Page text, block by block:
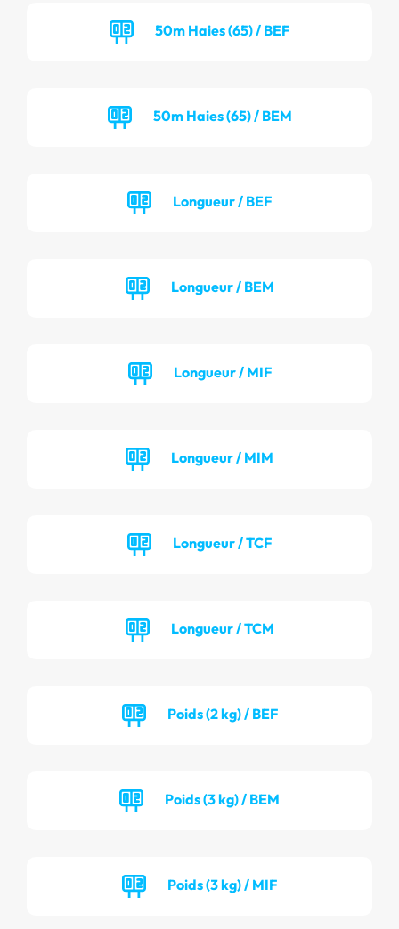
50m Haies (65) / BEF
50m Haies (65) / BEM
Longueur / BEF
Longueur / BEM
Longueur / MIF
Longueur / MIM
Longueur / TCF
Longueur / TCM
Poids (2 kg) / BEF
Poids (3 kg) / BEM
Poids (3 kg) / MIF